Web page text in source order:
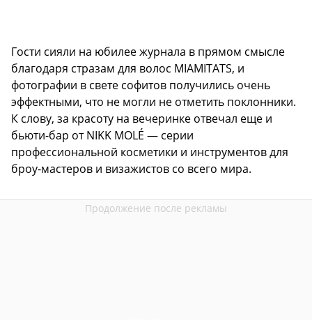
Гости сияли на юбилее журнала в прямом смысле
благодаря стразам для волос MIAMITATS, и
фотографии в свете софитов получились очень
эффектными, что не могли не отметить поклонники.
К слову, за красоту на вечеринке отвечал еще и
бьюти-бар от NIKK MOLÉ — серии
профессиональной косметики и инструментов для
броу-мастеров и визажистов со всего мира.